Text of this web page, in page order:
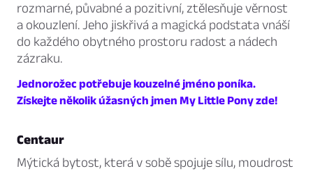
rozmarné, půvabné a pozitivní, ztělesňuje věrnost
a okouzlení. Jeho jiskřivá a magická podstata vnáší
do každého obytného prostoru radost a nádech
zázraku.
Jednorožec potřebuje kouzelné jméno poníka.
Získejte několik úžasných jmen My Little Pony zde!
Centaur
Mýtická bytost, která v sobě spojuje sílu, moudrost